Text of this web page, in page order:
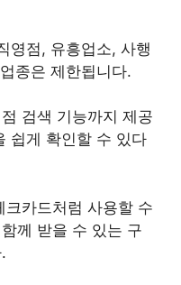
영점, 유흥업소, 사행
종은 제한됩니다.
검색 기능까지 제공
쉽게 확인할 수 있다
카드처럼 사용할 수
께 받을 수 있는 구